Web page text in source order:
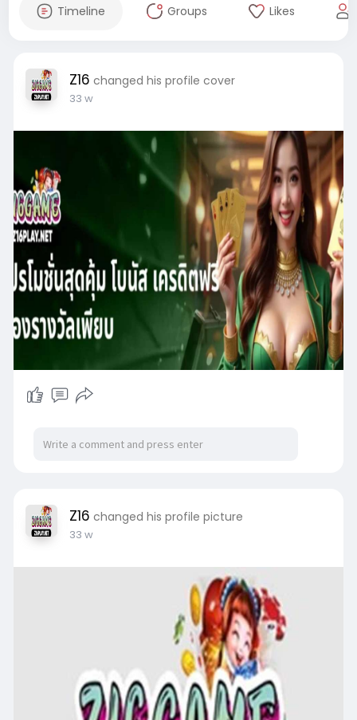
Timeline Groups Likes
Z16 changed his profile cover
33 w
Z16 changed his profile picture
33 w